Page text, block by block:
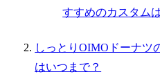
すすめのカスタム
しっとりOIMOドーナツ
はいつまで？